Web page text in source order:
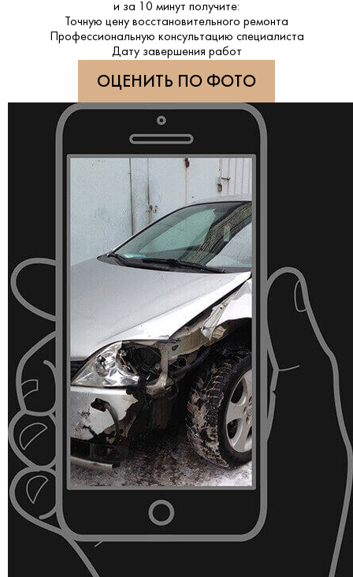
и за 10 минут получите:
Точную цену восстановительного ремонта
Профессиональную консультацию специалиста
Дату завершения работ
ОЦЕНИТЬ ПО ФОТО